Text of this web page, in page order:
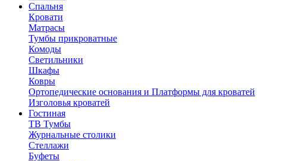
Cпальня
Кровати
Матрасы
Тумбы прикроватные
Комоды
Светильники
Шкафы
Ковры
Ортопедические основания и Платформы для кроватей
Изголовья кроватей
Гостиная
ТВ Тумбы
Журнальные столики
Стеллажи
Буфеты